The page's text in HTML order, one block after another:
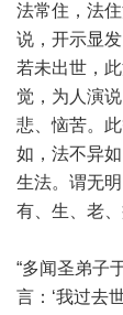
法常住，法
说，开示显
若未出世，
觉，为人演
悲、恼苦。
如，法不异
生法。谓无
有、生、老
“多闻圣弟子
言：‘我过去